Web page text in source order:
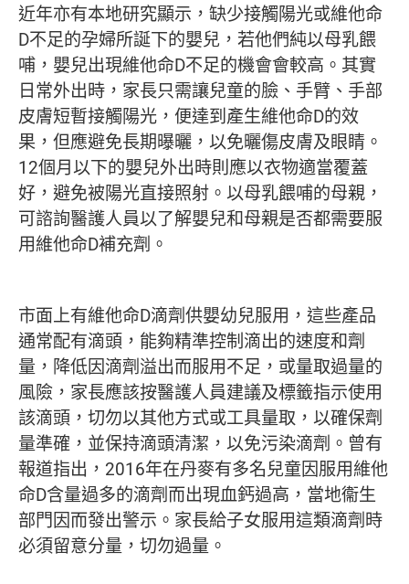
近年亦有本地研究顯示，缺少接觸陽光或維他命
D不足的孕婦所誕下的嬰兒，若他們純以母乳餵
哺，嬰兒出現維他命D不足的機會會較高。其實
日常外出時，家長只需讓兒童的臉、手臂、手部
皮膚短暫接觸陽光，便達到產生維他命D的效
果，但應避免長期曝曬，以免曬傷皮膚及眼睛。
12個月以下的嬰兒外出時則應以衣物適當覆蓋
好，避免被陽光直接照射。以母乳餵哺的母親，
可諮詢醫護人員以了解嬰兒和母親是否都需要服
用維他命D補充劑。
市面上有維他命D滴劑供嬰幼兒服用，這些產品
通常配有滴頭，能夠精準控制滴出的速度和劑
量，降低因滴劑溢出而服用不足，或量取過量的
風險，家長應該按醫護人員建議及標籤指示使用
該滴頭，切勿以其他方式或工具量取，以確保劑
量準確，並保持滴頭清潔，以免污染滴劑。曾有
報道指出，2016年在丹麥有多名兒童因服用維他
命D含量過多的滴劑而出現血鈣過高，當地衞生
部門因而發出警示。家長給子女服用這類滴劑時
必須留意分量，切勿過量。